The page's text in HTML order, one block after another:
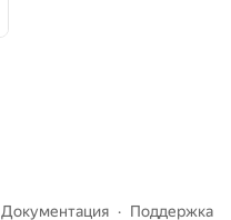
Документация Поддержка